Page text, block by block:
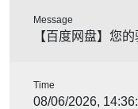
Message
【百度网盘】您
Time
08/06/2026,